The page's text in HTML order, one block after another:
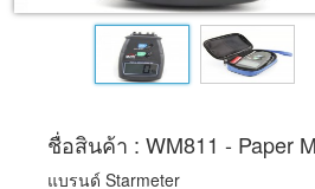
ชื่อสินค้า : WM811 - Paper
แบรนด์ Starmeter